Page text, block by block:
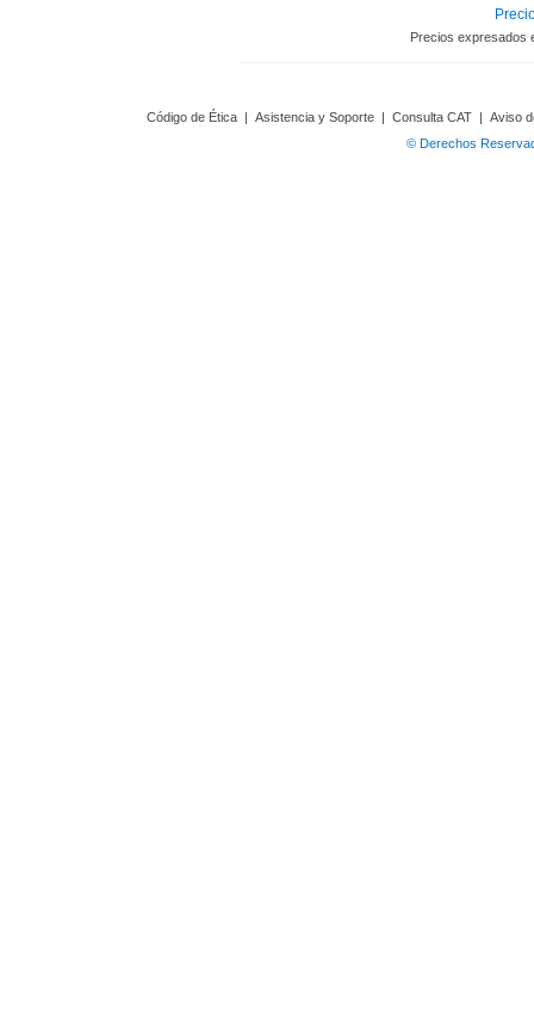
Precios expresados
Código de Ética | Asistencia y Soporte | Consulta CAT | Aviso
© Derechos